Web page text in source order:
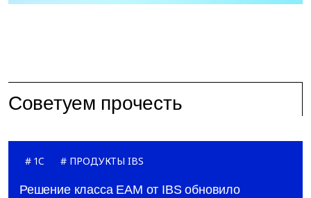
Советуем прочесть
1C ПРОДУКТЫ IBS
Решение класса ЕАМ от IBS обновило